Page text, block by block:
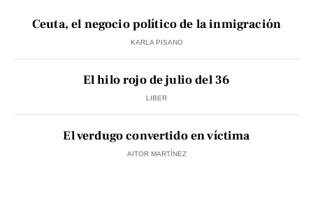
Ceuta, el negocio político de la inmigración
KARLA PISANO
El hilo rojo de julio del 36
LIBER
El verdugo convertido en víctima
AITOR MARTÍNEZ